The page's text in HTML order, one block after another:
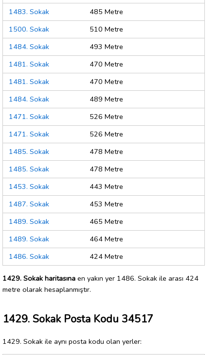
1483. Sokak
485 Metre
1500. Sokak
510 Metre
1484. Sokak
493 Metre
1481. Sokak
470 Metre
1481. Sokak
470 Metre
1484. Sokak
489 Metre
1471. Sokak
526 Metre
1471. Sokak
526 Metre
1485. Sokak
478 Metre
1485. Sokak
478 Metre
1453. Sokak
443 Metre
1487. Sokak
453 Metre
1489. Sokak
465 Metre
1489. Sokak
464 Metre
1486. Sokak
424 Metre
1429. Sokak haritasına en yakın yer 1486. Sokak ile arası 424
metre olarak hesaplanmıştır.
1429. Sokak Posta Kodu 34517
1429. Sokak ile aynı posta kodu olan yerler: